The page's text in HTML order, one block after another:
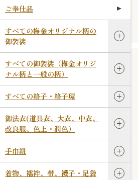
ご奉仕品
すべての梅金オリジナル柄の
御袈裟
すべての御袈裟（梅金オリジ
ナル柄と一般の柄）
すべての絡子・絡子環
御法衣(道具衣、大衣、中衣、
改良服、色上・潤色）
手巾紐
着物、襦袢、帯、襪子・足袋